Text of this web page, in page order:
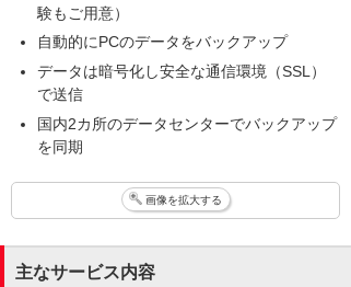
験もご用意）
自動的にPCのデータをバックアップ
データは暗号化し安全な通信環境（SSL）
で送信
国内2カ所のデータセンターでバックアップ
を同期
画像を拡大する
主なサービス内容